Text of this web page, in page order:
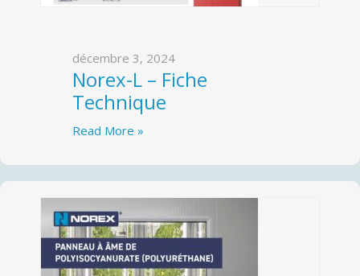
décembre 3, 2024
Norex-L – Fiche
Technique
Read More »